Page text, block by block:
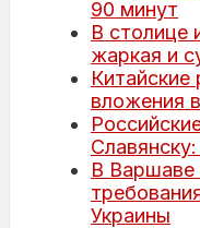
90 минут
В столице
жаркая и
Китайские
вложения
В
Украины